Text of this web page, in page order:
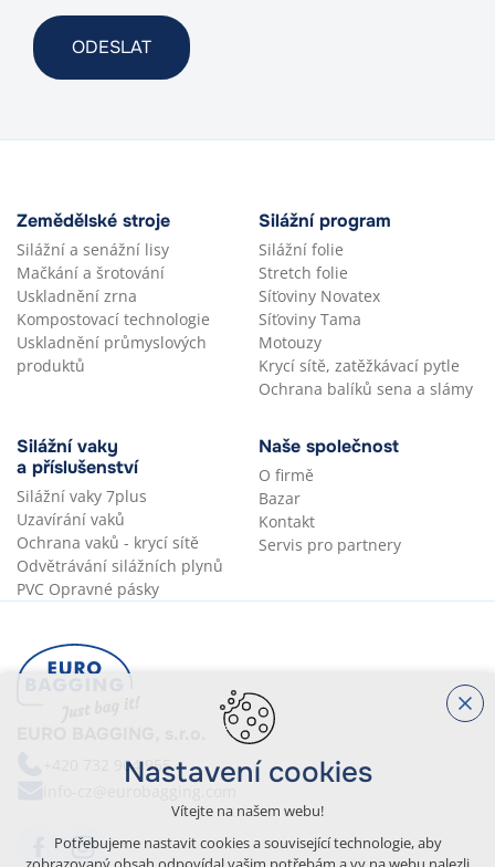
+420 732 904 955
Zemědělské stroje
Silážní a senážní lisy
Mačkání a šrotování
Uskladnění zrna
Kompostovací technologie
Uskladnění průmyslových
produktů
Silážní program
Silážní folie
Stretch folie
Síťoviny Novatex
Síťoviny Tama
Motouzy
Krycí sítě, zatěžkávací pytle
Ochrana balíků sena a slámy
Silážní vaky
a příslušenství
Silážní vaky 7plus
Uzavírání vaků
Ochrana vaků - krycí sítě
Odvětrávání silážních plynů
PVC Opravné pásky
Naše společnost
O firmě
Bazar
Kontakt
Servis pro partnery
Nastavení cookies
Vítejte na našem webu!
Potřebujeme nastavit cookies a související technologie, aby